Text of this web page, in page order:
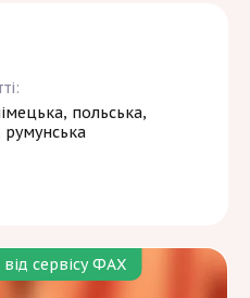
польська,
румунська
сервісу ФАХ